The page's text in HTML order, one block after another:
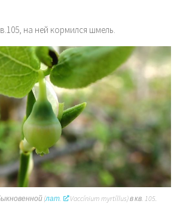
на ней кормился шмель.
(лат. Vaccínium myrtíllus) в кв. 105.